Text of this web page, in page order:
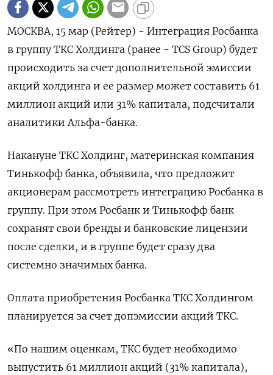
МОСКВА, 15 мар (Рейтер) - Интеграция Росбанка
в группу ТКС Холдинга (ранее - TCS Group) будет
происходить за счет дополнительной эмиссии
акций холдинга и ее размер может составить 61
миллион акций или 31% капитала, подсчитали
аналитики Альфа-банка.
Накануне ТКС Холдинг, материнская компания
Тинькофф банка, объявила, что предложит
акционерам рассмотреть интеграцию Росбанка в
группу. При этом Росбанк и Тинькофф банк
сохранят свои бренды и банковские лицензии
после сделки, и в группе будет сразу два
системно значимых банка.
Оплата приобретения Росбанка ТКС Холдингом
планируется за счет допэмиссии акций ТКС.
«По нашим оценкам, ТКС будет необходимо
выпустить 61 миллион акций (31% капитала),